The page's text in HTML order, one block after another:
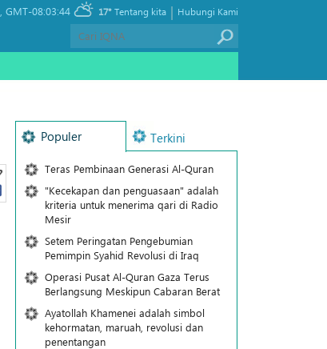
GMT-08:03:44 17° Hubungi Kami
|
Tentang kita
Populer Terkini
Teras Pembinaan Generasi Al-Quran
"Kecekapan dan penguasaan" adalah
kriteria untuk menerima qari di Radio
Mesir
Setem Peringatan Pengebumian
Pemimpin Syahid Revolusi di Iraq
Operasi Pusat Al-Quran Gaza Terus
Berlangsung Meskipun Cabaran Berat
Ayatollah Khamenei adalah simbol
kehormatan, maruah, revolusi dan
penentangan